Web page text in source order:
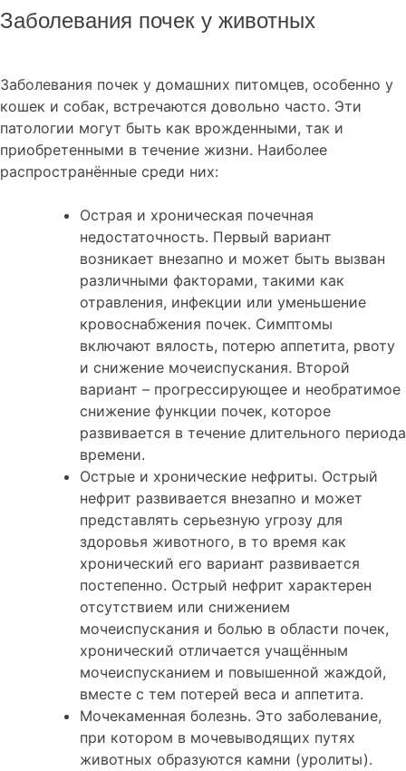
Заболевания почек у животных
Заболевания почек у домашних питомцев, особенно у
кошек и собак, встречаются довольно часто. Эти
патологии могут быть как врожденными, так и
приобретенными в течение жизни. Наиболее
распространённые среди них:
Острая и хроническая почечная
недостаточность. Первый вариант
возникает внезапно и может быть вызван
различными факторами, такими как
отравления, инфекции или уменьшение
кровоснабжения почек. Симптомы
включают вялость, потерю аппетита, рвоту
и снижение мочеиспускания. Второй
вариант – прогрессирующее и необратимое
снижение функции почек, которое
развивается в течение длительного периода
времени.
Острые и хронические нефриты. Острый
нефрит развивается внезапно и может
представлять серьезную угрозу для
здоровья животного, в то время как
хронический его вариант развивается
постепенно. Острый нефрит характерен
отсутствием или снижением
мочеиспускания и болью в области почек,
хронический отличается учащённым
мочеиспусканием и повышенной жаждой,
вместе с тем потерей веса и аппетита.
Мочекаменная болезнь. Это заболевание,
при котором в мочевыводящих путях
животных образуются камни (уролиты).